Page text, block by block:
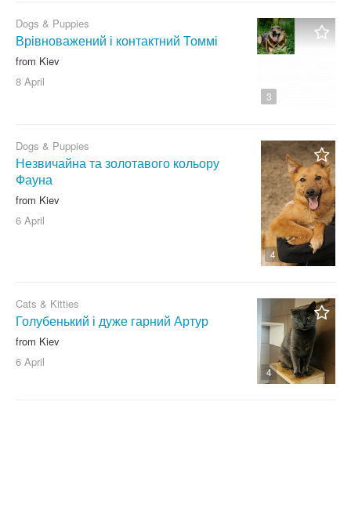
3
Dogs & Puppies
Врівноважений і контактний Томмі
from Kiev
8 April
4
Dogs & Puppies
Незвичайна та золотавого кольору
Фауна
from Kiev
6 April
4
Cats & Kitties
Голубенький і дуже гарний Артур
from Kiev
6 April